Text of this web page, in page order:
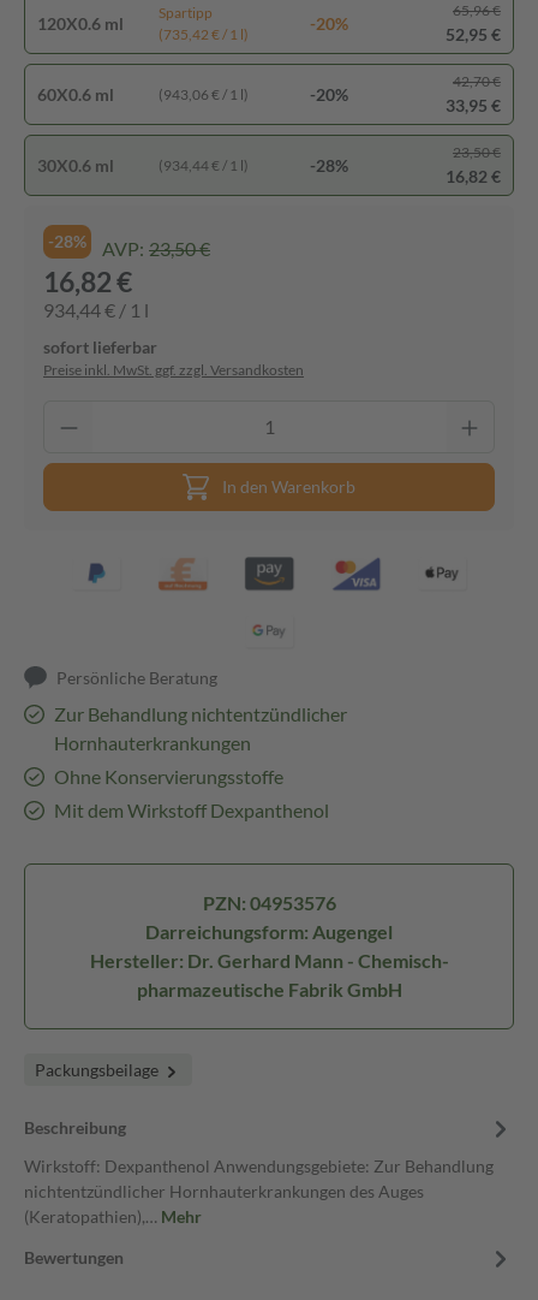
120X0.6 ml
Spartipp
(735,42 € / 1 l)
-20%
65,96 €
52,95 €
60X0.6 ml (943,06 € / 1 l) -20%
42,70 €
33,95 €
30X0.6 ml (934,44 € / 1 l) -28%
23,50 €
16,82 €
-28% AVP: 23,50 €
16,82 €
934,44 € / 1 l
sofort lieferbar
Preise inkl. MwSt. ggf. zzgl. Versandkosten
In den Warenkorb
Persönliche Beratung
Zur Behandlung nichtentzündlicher
Hornhauterkrankungen
Ohne Konservierungsstoffe
Mit dem Wirkstoff Dexpanthenol
PZN: 04953576
Darreichungsform: Augengel
Hersteller: Dr. Gerhard Mann - Chemisch-
pharmazeutische Fabrik GmbH
Packungsbeilage
Beschreibung
Wirkstoff: Dexpanthenol Anwendungsgebiete: Zur Behandlung
nichtentzündlicher Hornhauterkrankungen des Auges
(Keratopathien),… Mehr
Bewertungen